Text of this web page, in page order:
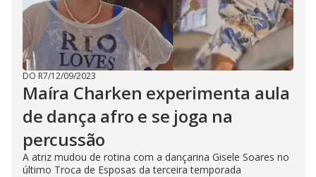
DO R7/12/09/2023
Maíra Charken experimenta aula
de dança afro e se joga na
percussão
A atriz mudou de rotina com a dançarina Gisele Soares no
último Troca de Esposas da terceira temporada